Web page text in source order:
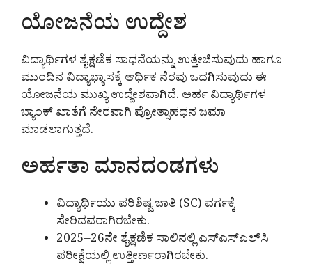
ಯೋಜನೆಯ ಉದ್ದೇಶ
ವಿದ್ಯಾರ್ಥಿಗಳ ಶೈಕ್ಷಣಿಕ ಸಾಧನೆಯನ್ನು ಉತ್ತೇಜಿಸುವುದು ಹಾಗೂ
ಮುಂದಿನ ವಿದ್ಯಾಭ್ಯಾಸಕ್ಕೆ ಆರ್ಥಿಕ ನೆರವು ಒದಗಿಸುವುದು ಈ
ಯೋಜನೆಯ ಮುಖ್ಯ ಉದ್ದೇಶವಾಗಿದೆ. ಅರ್ಹ ವಿದ್ಯಾರ್ಥಿಗಳ
ಬ್ಯಾಂಕ್ ಖಾತೆಗೆ ನೇರವಾಗಿ ಪ್ರೋತ್ಸಾಹಧನ ಜಮಾ
ಮಾಡಲಾಗುತ್ತದೆ.
ಅರ್ಹತಾ ಮಾನದಂಡಗಳು
ವಿದ್ಯಾರ್ಥಿಯು ಪರಿಶಿಷ್ಟ ಜಾತಿ (SC) ವರ್ಗಕ್ಕೆ
ಸೇರಿದವರಾಗಿರಬೇಕು.
2025–26ನೇ ಶೈಕ್ಷಣಿಕ ಸಾಲಿನಲ್ಲಿ ಎಸ್‌ಎಸ್‌ಎಲ್‌ಸಿ
ಪರೀಕ್ಷೆಯಲ್ಲಿ ಉತ್ತೀರ್ಣರಾಗಿರಬೇಕು.